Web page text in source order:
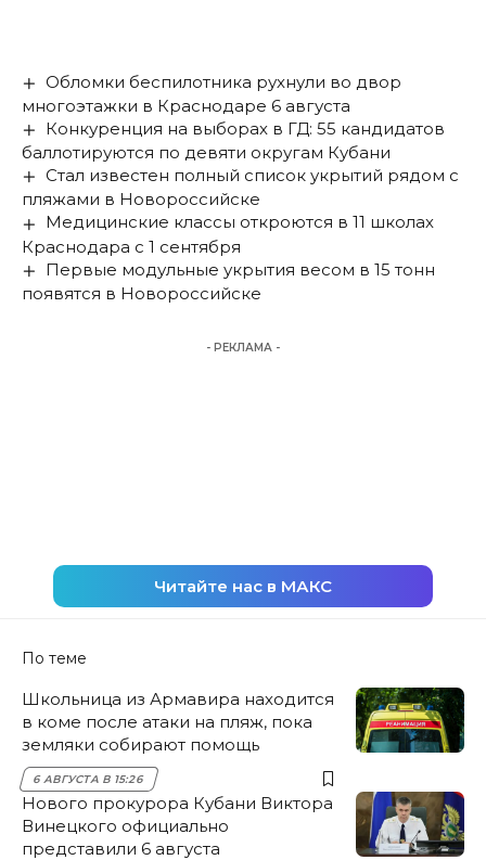
Обломки беспилотника рухнули во двор
многоэтажки в Краснодаре 6 августа
Конкуренция на выборах в ГД: 55 кандидатов
баллотируются по девяти округам Кубани
Стал известен полный список укрытий рядом с
пляжами в Новороссийске
Медицинские классы откроются в 11 школах
Краснодара с 1 сентября
Первые модульные укрытия весом в 15 тонн
появятся в Новороссийске
- РЕКЛАМА -
Читайте нас в МАКС
По теме
Школьница из Армавира находится
в коме после атаки на пляж, пока
земляки собирают помощь
6 АВГУСТА В 15:26
Нового прокурора Кубани Виктора
Винецкого официально
представили 6 августа